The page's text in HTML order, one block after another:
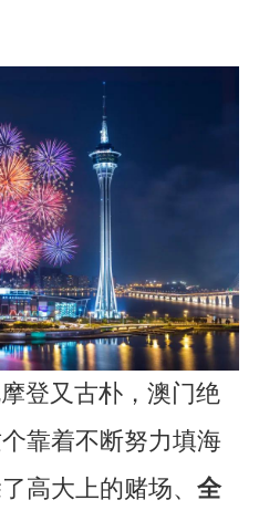
登又古朴，澳门绝
靠着不断努力填海
高大上的赌场、 全